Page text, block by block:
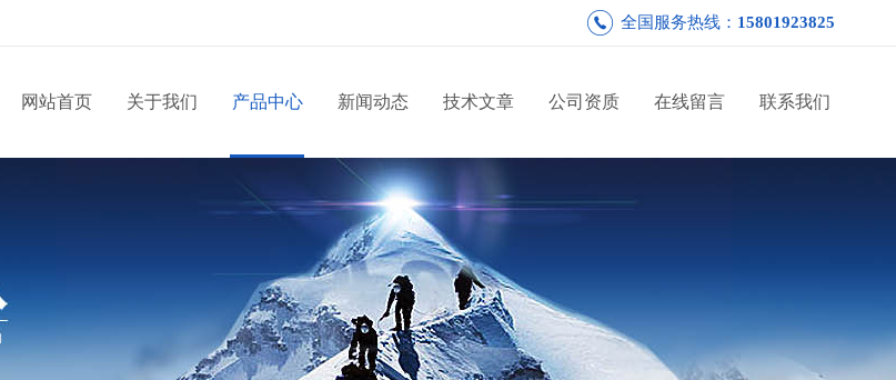
全国服务热线： 15801923825
网站首页 关于我们 产品中心 新闻动态 技术文章 公司资质 在线留言 联系我们